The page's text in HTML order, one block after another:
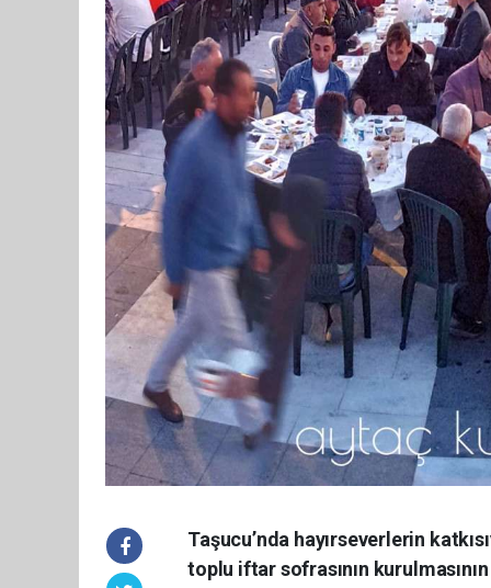
Taşucu’nda hayırseverlerin
toplu iftar sofrasının